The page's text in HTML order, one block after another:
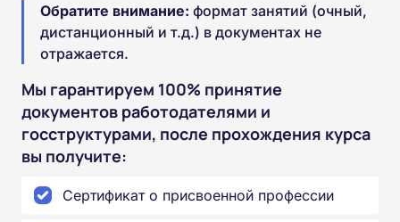
Обратите внимание: формат занятий (очный,
дистанционный и т.д.) в документах не
отражается.
Мы гарантируем 100% принятие
документов работодателями и
госструктурами, после прохождения курса
вы получите:
Сертификат о присвоенной профессии